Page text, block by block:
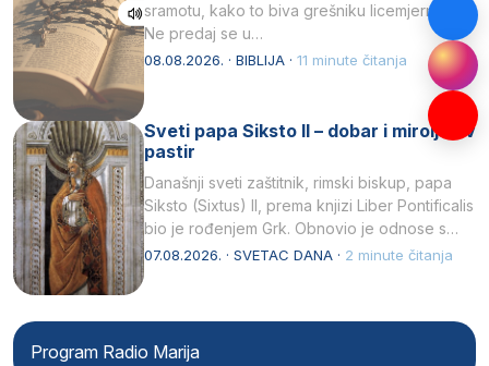
sramotu, kako to biva grešniku licemjernom.2
Ne predaj se u…
08.08.2026. · BIBLIJA · 11 minute čitanja
Sveti papa Siksto II – dobar i miroljubiv
pastir
Današnji sveti zaštitnik, rimski biskup, papa
Siksto (Sixtus) II, prema knjizi Liber Pontificalis
bio je rođenjem Grk. Obnovio je odnose s
afričkim…
07.08.2026. · SVETAC DANA · 2 minute čitanja
Program Radio Marija